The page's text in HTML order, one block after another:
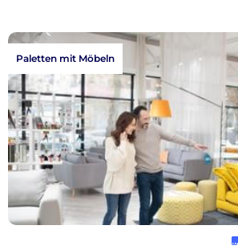
Paletten mit Möbeln